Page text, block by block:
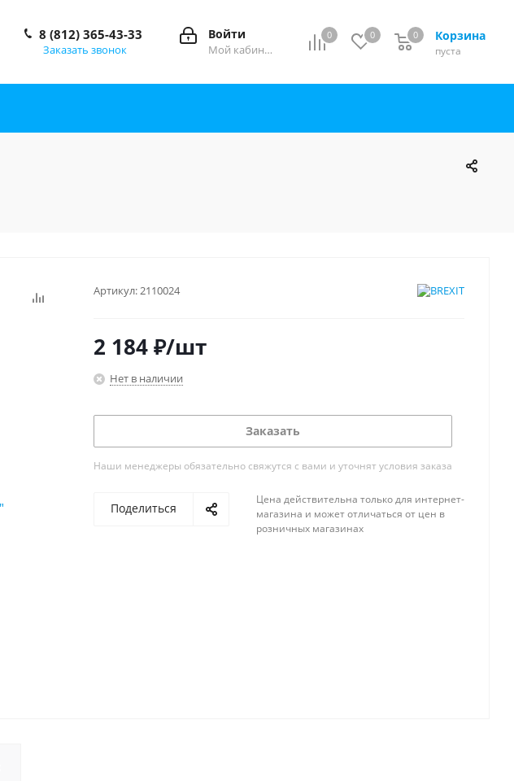
0 0 Корзина
0
пуста
0
Войти
Мой кабинет
8 (812) 365-43-33
Заказать звонок
Артикул:2110024
2 184₽/шт
Нет в наличии
Заказать
Наши менеджеры обязательно свяжутся с вами и уточнят условия заказа
Поделиться
Цена действительна только для интернет-
магазина и может отличаться от цен в
розничных магазинах